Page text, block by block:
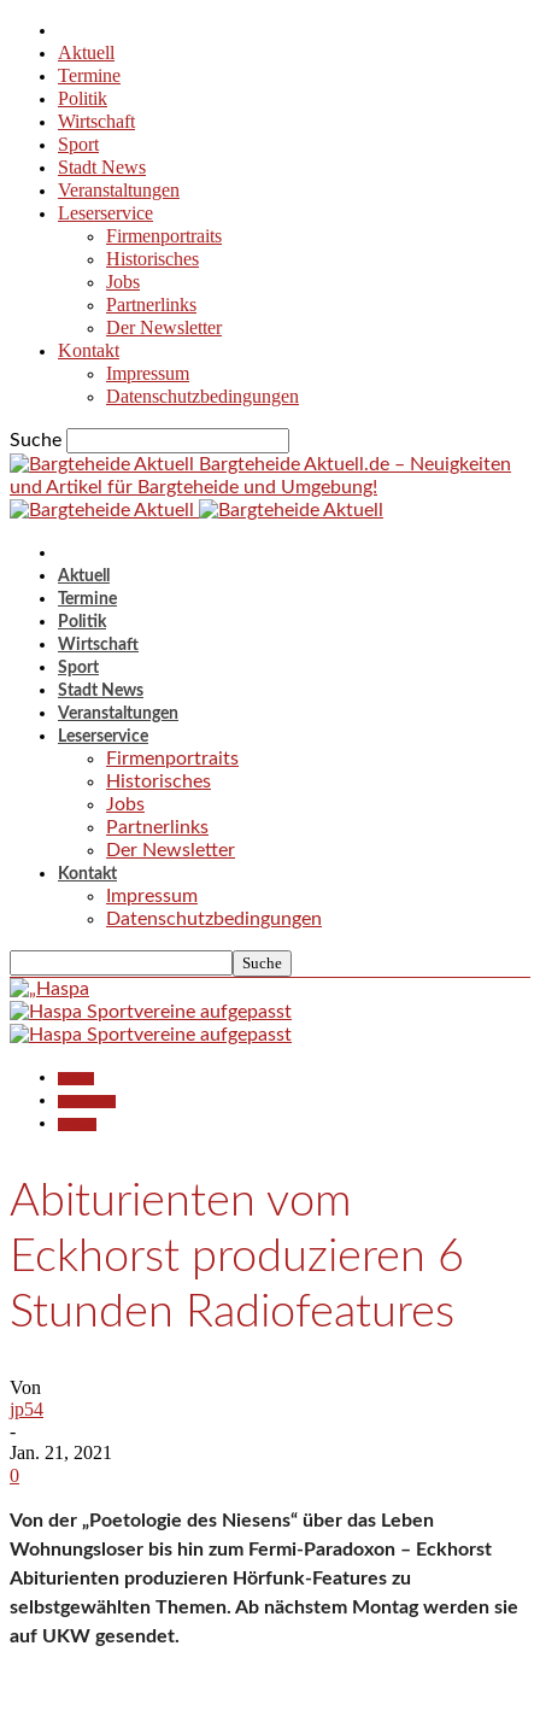
Aktuell
Termine
Politik
Wirtschaft
Sport
Stadt News
Veranstaltungen
Leserservice
Firmenportraits
Historisches
Jobs
Partnerlinks
Der Newsletter
Kontakt
Impressum
Datenschutzbedingungen
Suche
Bargteheide Aktuell.de – Neuigkeiten
und Artikel für Bargteheide und Umgebung!
Aktuell
Termine
Politik
Wirtschaft
Sport
Stadt News
Veranstaltungen
Leserservice
Firmenportraits
Historisches
Jobs
Partnerlinks
Der Newsletter
Kontakt
Impressum
Datenschutzbedingungen
Abiturienten vom
Eckhorst produzieren 6
Stunden Radiofeatures
Von
jp54
-
Jan. 21, 2021
0
Von der „Poetologie des Niesens“ über das Leben
Wohnungsloser bis hin zum Fermi-Paradoxon – Eckhorst
Abiturienten produzieren Hörfunk-Features zu
selbstgewählten Themen. Ab nächstem Montag werden sie
auf UKW gesendet.